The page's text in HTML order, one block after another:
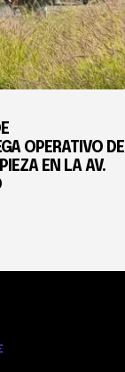
OPERATIVO DE
EN LA AV.